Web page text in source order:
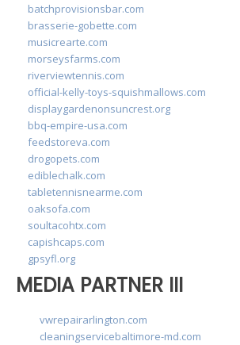
batchprovisionsbar.com
brasserie-gobette.com
musicrearte.com
morseysfarms.com
riverviewtennis.com
official-kelly-toys-squishmallows.com
displaygardenonsuncrest.org
bbq-empire-usa.com
feedstoreva.com
drogopets.com
ediblechalk.com
tabletennisnearme.com
oaksofa.com
soultacohtx.com
capishcaps.com
gpsyfl.org
MEDIA PARTNER III
vwrepairarlington.com
cleaningservicebaltimore-md.com